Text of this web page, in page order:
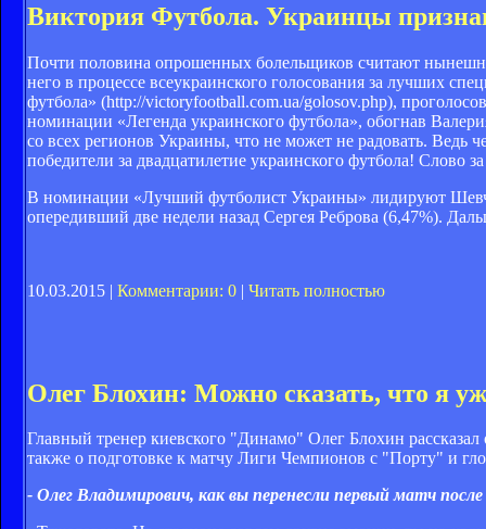
Виктория Футбола. Украинцы
Почти половина опрошенных болельщиков считают
него в процессе всеукраинского голосования за лучших
футбола» (http://victoryfootball.com.ua/golosov.php),
номинации «Легенда украинского футбола», обогнав
со всех регионов Украины, что не может не радовать. Ведь
победители за двадцатилетие украинского футбола! Слово
В номинации «Лучший футболист Украины» лидируют
опередивший две недели назад Сергея Реброва (6,47%).
10.03.2015 | Комментарии: 0 | Читать полностью
Олег Блохин: Можно сказать, что я
Главный тренер киевского "Динамо" Олег Блохин рассказал
также о подготовке к матчу Лиги Чемпионов с "Порту" и
- Олег Владимирович, как вы перенесли первый матч после